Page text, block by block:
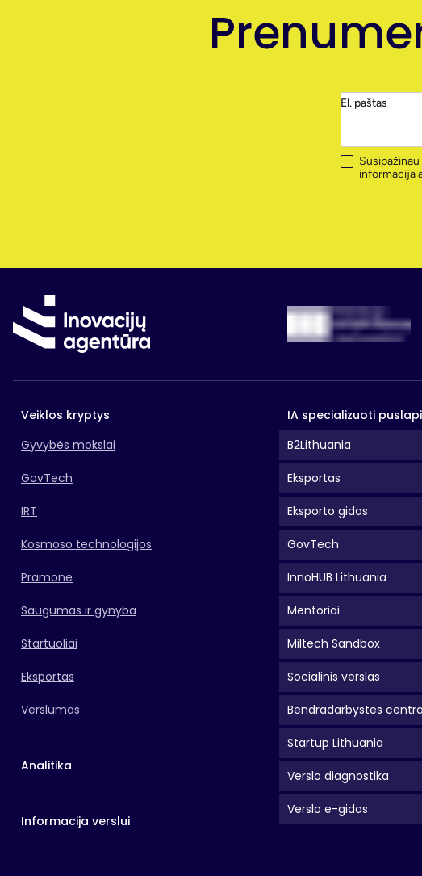
El. paštas
Susipažinau
informacija
Veiklos kryptys
Gyvybės mokslai
GovTech
IRT
Kosmoso technologijos
Pramonė
Saugumas ir gynyba
Startuoliai
Eksportas
Verslumas
Analitika
Informacija verslui
IA specializuoti
B2Lithuania
Eksportas
Eksporto gidas
GovTech
InnoHUB Lithuania
Mentoriai
Miltech Sandbox
Socialinis verslas
Bendradarbystės
Startup Lithuania
Verslo diagnostika
Verslo e-gidas